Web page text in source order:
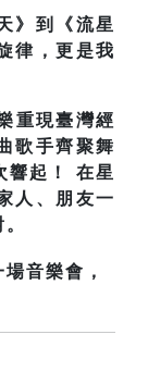
》到《流星
律，更是我
重現臺灣經
歌手齊聚舞
響起！ 在星
人、朋友一
音樂會，